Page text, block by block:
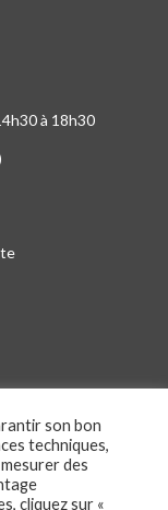
à 18h30
son bon
techniques,
des
cliquez sur «